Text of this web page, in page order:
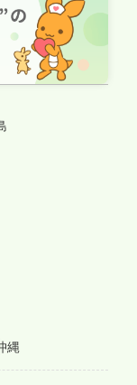
縄